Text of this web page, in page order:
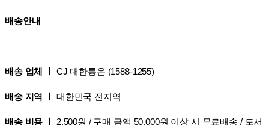
배송안내
배송 업체 ㅣ CJ 대한통운 (1588-1255)
배송 지역 ㅣ 대한민국 전지역
배송 비용 ㅣ 2,500원 / 구매 금액 50,000원 이상 시 무료배송 / 도서